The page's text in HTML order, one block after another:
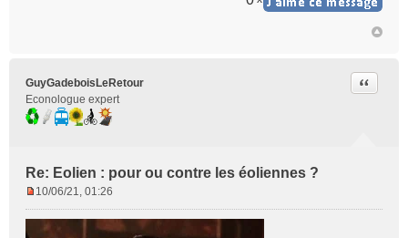
GuyGadeboisLeRetour
Econologue expert
Re: Eolien : pour ou contre les éoliennes ?
Citer
e
10/06/21, 01:26